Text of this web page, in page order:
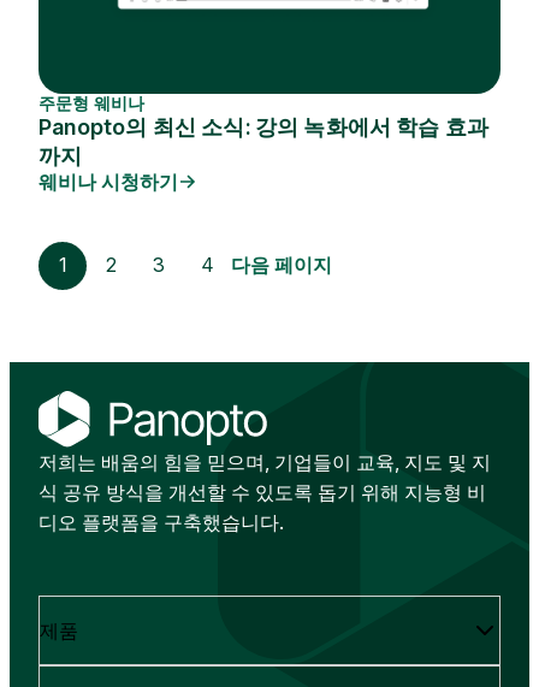
주문형 웨비나
Panopto의 최신 소식: 강의 녹화에서 학습 효과
까지
웨비나 시청하기
1 2 3 4 다음 페이지
저희는 배움의 힘을 믿으며, 기업들이 교육, 지도 및 지
식 공유 방식을 개선할 수 있도록 돕기 위해 지능형 비
디오 플랫폼을 구축했습니다.
제품